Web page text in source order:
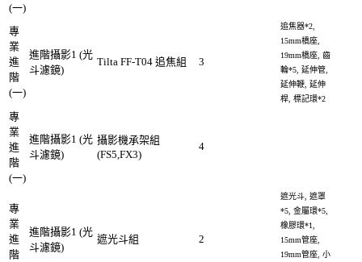
(一)
專
業
進
階
(一)
進階攝影1 (光
斗濾鏡)
Tilta FF-T04 追焦組 3
追焦器*2,
15mm橋座,
19mm橋座, 齒
輪*5, 延伸管,
延伸鞭, 延伸
桿, 標記環*2
專
業
進
階
(一)
進階攝影1 (光
斗濾鏡)
攝影機承架組
(FS5,FX3)
4
專
業
進
階
進階攝影1 (光
斗濾鏡)
遮光斗組 2
遮光斗, 遮罩
*5, 金屬環*5,
橡膠環*1,
15mm管座,
19mm管座, 小